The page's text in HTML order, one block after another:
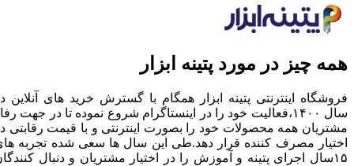
همه چیز در مورد پتینه ابزار
فروشگاه اینترنتی پتینه ابزار همگام با گسترش خرید های آنلاین
سال ۱۴۰۰،فعالیت خود را در اینستاگرام شروع نموده تا در جهت
مشتریان همه محصولات خود را بصورت اینترنتی و با قیمت رقابتی
اختیار مصرف کننده قرار دهد.طی این سال ها سعی شده تجربه
۱۵سال اجرای پتینه و آموزش را در اختیار مشتریان و دنبال